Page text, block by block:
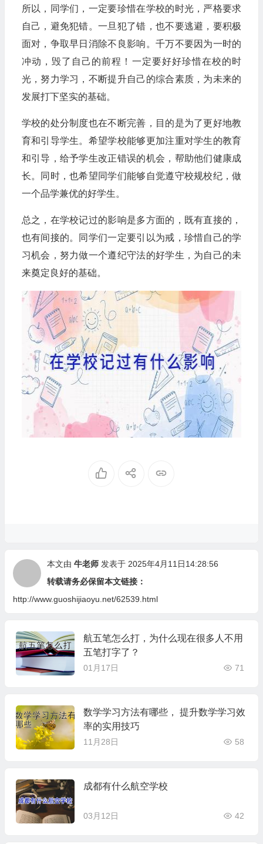
所以，同学们，一定要珍惜在学校的时光，严格要求
自己，避免犯错。一旦犯了错，也不要逃避，要积极
面对，争取早日消除不良影响。千万不要因为一时的
冲动，毁了自己的前程！一定要好好珍惜在校的时
光，努力学习，不断提升自己的综合素质，为未来的
发展打下坚实的基础。
学校的处分制度也在不断完善，目的是为了更好地教
育和引导学生。希望学校能够更加注重对学生的教育
和引导，给予学生改正错误的机会，帮助他们健康成
长。同时，也希望同学们能够自觉遵守校规校纪，做
一个品学兼优的好学生。
总之，在学校记过的影响是多方面的，既有直接的，
也有间接的。同学们一定要引以为戒，珍惜自己的学
习机会，努力做一个遵纪守法的好学生，为自己的未
来奠定良好的基础。
本文由 牛老师发表于 2025年4月11日14:28:56
转载请务必保留本文链接：
http://www.guoshijiaoyu.net/62539.html
航五笔怎么打，为什么现在很多人不用
五笔打字了？
01月17日 71
数学学习方法有哪些， 提升数学学习效
率的实用技巧
11月28日 58
成都有什么航空学校
03月12日 42